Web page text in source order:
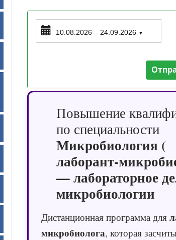
10.08.2026 – 24.09.2026 ▼
Повышение
по специальности
Микробиология (
лаборант-
— лабораторное
микробиологии
Дистанционная программа для
микробиолога, которая